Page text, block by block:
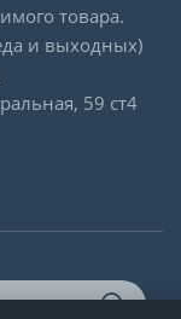
товара.
и выходных)
59 ст4